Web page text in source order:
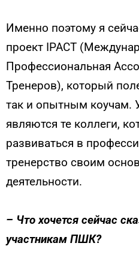
Именно поэтому я
проект IPACT
Профессиональная
Тренеров), который
так и опытным коучам.
являются те коллеги,
развиваться в
тренерство своим
деятельности.
– Что хочется сейчас
участникам ПШК?